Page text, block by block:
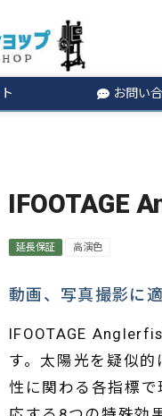
お問い
検索
IFOOTAGE
延長保証 高演色
動画、写真撮影に
IFOOTAGE
す。太陽光を疑似
性に関わる各指標